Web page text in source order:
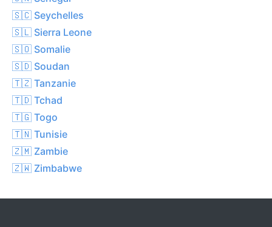
🇸🇨 Seychelles
🇸🇱 Sierra Leone
🇸🇴 Somalie
🇸🇩 Soudan
🇹🇿 Tanzanie
🇹🇩 Tchad
🇹🇬 Togo
🇹🇳 Tunisie
🇿🇲 Zambie
🇿🇼 Zimbabwe